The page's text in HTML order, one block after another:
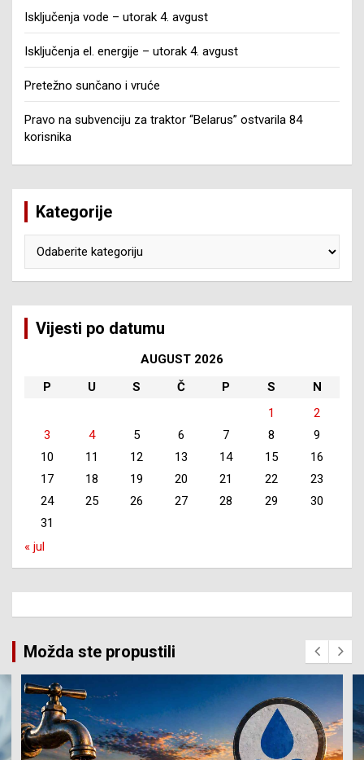
Isključenja vode – utorak 4. avgust
Isključenja el. energije – utorak 4. avgust
Pretežno sunčano i vruće
Pravo na subvenciju za traktor “Belarus” ostvarila 84
korisnika
Kategorije
Vijesti po datumu
AUGUST 2026
P
U S Č P S
N
1
2
3
4 5 6 7 8
9
10
11 12 13 14 15
16
17
18 19 20 21 22
23
24
25 26 27 28 29
30
31
« jul
Možda ste propustili